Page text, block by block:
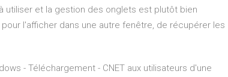
utiliser et la gestion des onglets est plutôt bien
l'afficher dans une autre fenêtre, de récupérer les
- Téléchargement - CNET aux utilisateurs d'une